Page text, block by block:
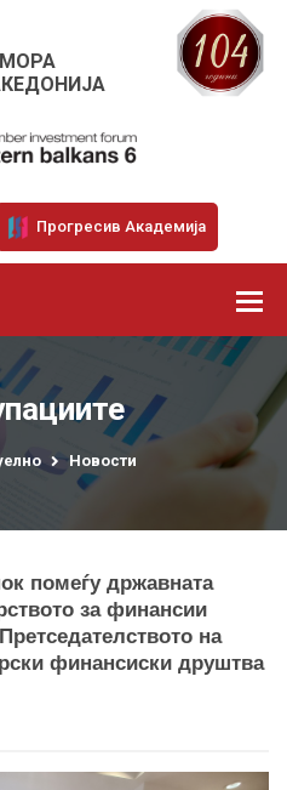
Прогресив Академија
Новости
помеѓу државната
за финансии
на
финансиски друштва